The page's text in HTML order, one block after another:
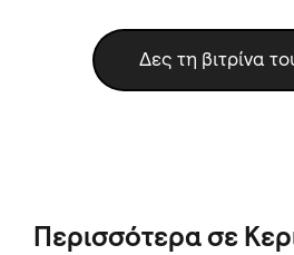
Δες τη βιτρίνα
Περισσότερα σε